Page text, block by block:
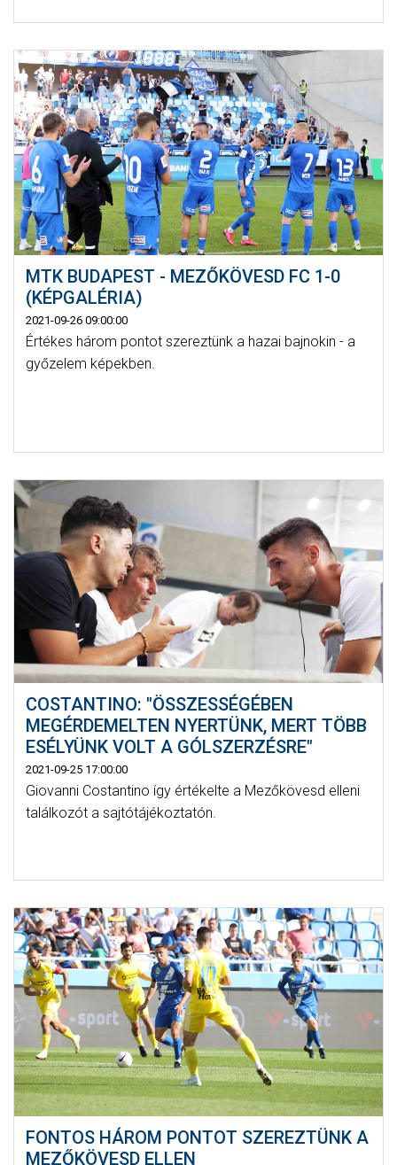
MTK BUDAPEST - MEZŐKÖVESD FC 1-0
(KÉPGALÉRIA)
2021-09-26 09:00:00
Értékes három pontot szereztünk a hazai bajnokin - a
győzelem képekben.
COSTANTINO: "ÖSSZESSÉGÉBEN
MEGÉRDEMELTEN NYERTÜNK, MERT TÖBB
ESÉLYÜNK VOLT A GÓLSZERZÉSRE"
2021-09-25 17:00:00
Giovanni Costantino így értékelte a Mezőkövesd elleni
találkozót a sajtótájékoztatón.
FONTOS HÁROM PONTOT SZEREZTÜNK A
MEZŐKÖVESD ELLEN